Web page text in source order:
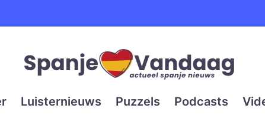
en grootste digitale
Luisternieuws Puzzels Podcasts